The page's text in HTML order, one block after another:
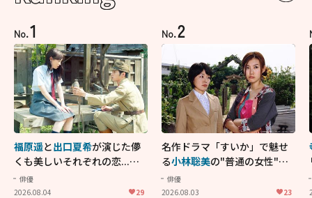
No.1
福原遥と出口夏希が演じた儚
くも美しいそれぞれの恋...生
きることの尊さを教えてくれ
た映画「あの花が咲く丘で、
俳優
2026.08.04
29
No.2
名作ドラマ「すいか」で魅せ
る小林聡美の"普通の女性"が
大人に刺さる...映画「かもめ
食堂」にも通じる静かな芝居
俳優
2026.08.03
23